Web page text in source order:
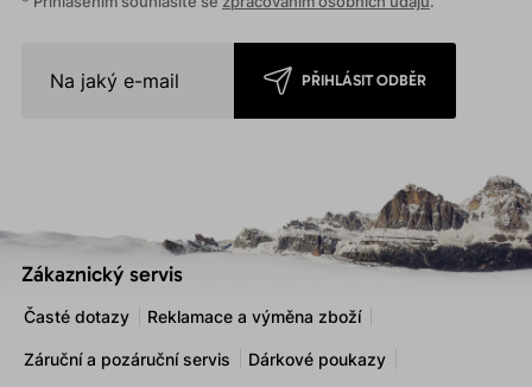
PŘIHLÁSIT ODBĚR
Zákaznický servis
Časté dotazy Reklamace a výměna zboží
Záruční a pozáruční servis Dárkové poukazy